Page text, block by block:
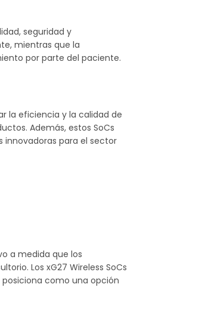
seguridad y
mientras que la
por parte del paciente.
la eficiencia y la calidad de
Además, estos SoCs
innovadoras para el sector
a medida que los
Los xG27 Wireless SoCs
como una opción